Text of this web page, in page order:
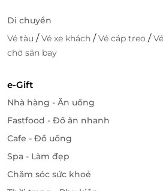
Di chuyển
Vé tàu /Vé xe khách /Vé cáp treo /
chờ sân bay
e-Gift
Nhà hàng - Ăn uống
Fastfood - Đồ ăn nhanh
Cafe - Đồ uống
Spa - Làm đẹp
Chăm sóc sức khoẻ